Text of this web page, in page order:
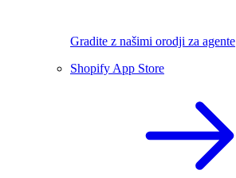
Gradite z našimi orodji za agente
Shopify App Store